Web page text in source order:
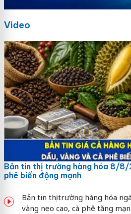
Video
Bản tin thị trường hàng hóa 8/8/
phê biến động mạnh
Bản tin thị trường hàng hóa
vàng neo cao, cà phê tăng